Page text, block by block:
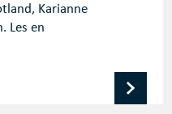
Karianne
Les en